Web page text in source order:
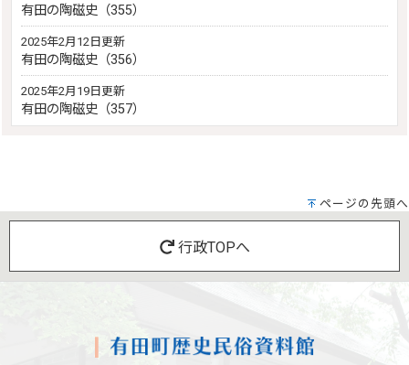
有田の陶磁史（355）
2025年2月12日更新
有田の陶磁史（356）
2025年2月19日更新
有田の陶磁史（357）
ページの先頭へ
行政TOPへ